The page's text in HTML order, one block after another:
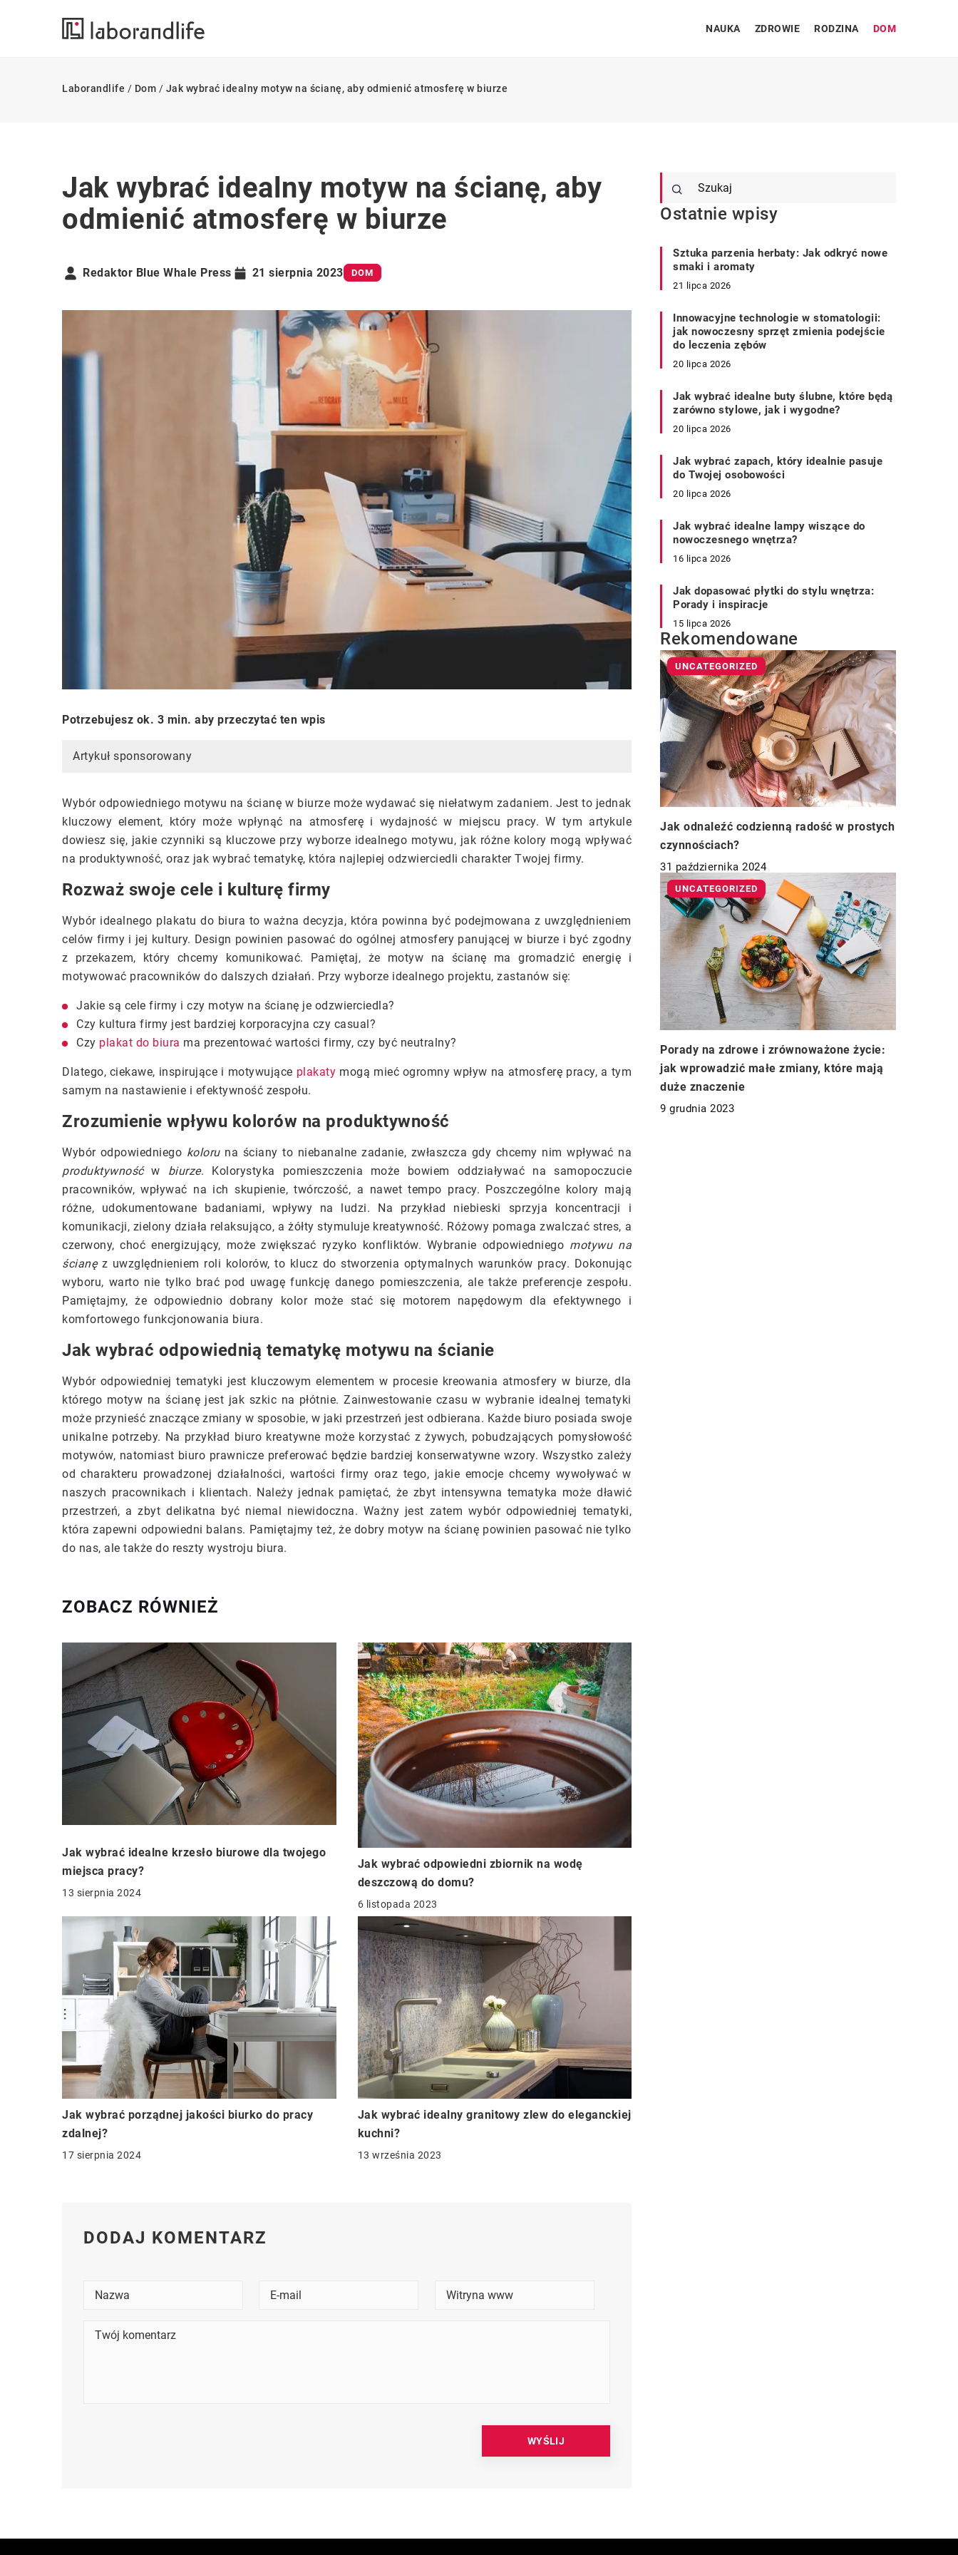
NAUKA ZDROWIE RODZINA DOM
Laborandlife / Dom / Jak wybrać idealny motyw na ścianę, aby odmienić atmosferę w biurze
Jak wybrać idealny motyw na ścianę, aby
odmienić atmosferę w biurze
Redaktor Blue Whale Press 21 sierpnia 2023 DOM
Potrzebujesz ok. 3 min. aby przeczytać ten wpis
Artykuł sponsorowany
Wybór odpowiedniego motywu na ścianę w biurze może wydawać się niełatwym zadaniem. Jest to jednak
kluczowy element, który może wpłynąć na atmosferę i wydajność w miejscu pracy. W tym artykule
dowiesz się, jakie czynniki są kluczowe przy wyborze idealnego motywu, jak różne kolory mogą wpływać
na produktywność, oraz jak wybrać tematykę, która najlepiej odzwierciedli charakter Twojej firmy.
Rozważ swoje cele i kulturę firmy
Wybór idealnego plakatu do biura to ważna decyzja, która powinna być podejmowana z uwzględnieniem
celów firmy i jej kultury. Design powinien pasować do ogólnej atmosfery panującej w biurze i być zgodny
z przekazem, który chcemy komunikować. Pamiętaj, że motyw na ścianę ma gromadzić energię i
motywować pracowników do dalszych działań. Przy wyborze idealnego projektu, zastanów się:
Jakie są cele firmy i czy motyw na ścianę je odzwierciedla?
Czy kultura firmy jest bardziej korporacyjna czy casual?
Czy plakat do biura ma prezentować wartości firmy, czy być neutralny?
Dlatego, ciekawe, inspirujące i motywujące plakaty mogą mieć ogromny wpływ na atmosferę pracy, a tym
samym na nastawienie i efektywność zespołu.
Zrozumienie wpływu kolorów na produktywność
Wybór odpowiedniego koloruna ściany to niebanalne zadanie, zwłaszcza gdy chcemy nim wpływać na
produktywnośćw biurze. Kolorystyka pomieszczenia może bowiem oddziaływać na samopoczucie
pracowników, wpływać na ich skupienie, twórczość, a nawet tempo pracy. Poszczególne kolory mają
różne, udokumentowane badaniami, wpływy na ludzi. Na przykład niebieski sprzyja koncentracji i
komunikacji, zielony działa relaksująco, a żółty stymuluje kreatywność. Różowy pomaga zwalczać stres, a
czerwony, choć energizujący, może zwiększać ryzyko konfliktów. Wybranie odpowiedniego motywu na
ścianęz uwzględnieniem roli kolorów, to klucz do stworzenia optymalnych warunków pracy. Dokonując
wyboru, warto nie tylko brać pod uwagę funkcję danego pomieszczenia, ale także preferencje zespołu.
Pamiętajmy, że odpowiednio dobrany kolor może stać się motorem napędowym dla efektywnego i
komfortowego funkcjonowania biura.
Jak wybrać odpowiednią tematykę motywu na ścianie
Wybór odpowiedniej tematyki jest kluczowym elementem w procesie kreowania atmosfery w biurze, dla
którego motyw na ścianę jest jak szkic na płótnie. Zainwestowanie czasu w wybranie idealnej tematyki
może przynieść znaczące zmiany w sposobie, w jaki przestrzeń jest odbierana. Każde biuro posiada swoje
unikalne potrzeby. Na przykład biuro kreatywne może korzystać z żywych, pobudzających pomysłowość
motywów, natomiast biuro prawnicze preferować będzie bardziej konserwatywne wzory. Wszystko zależy
od charakteru prowadzonej działalności, wartości firmy oraz tego, jakie emocje chcemy wywoływać w
naszych pracownikach i klientach. Należy jednak pamiętać, że zbyt intensywna tematyka może dławić
przestrzeń, a zbyt delikatna być niemal niewidoczna. Ważny jest zatem wybór odpowiedniej tematyki,
która zapewni odpowiedni balans. Pamiętajmy też, że dobry motyw na ścianę powinien pasować nie tylko
do nas, ale także do reszty wystroju biura.
ZOBACZ RÓWNIEŻ
Jak wybrać idealne krzesło biurowe dla twojego
miejsca pracy?
13 sierpnia 2024
Jak wybrać odpowiedni zbiornik na wodę
deszczową do domu?
6 listopada 2023
Jak wybrać porządnej jakości biurko do pracy
zdalnej?
17 sierpnia 2024
Jak wybrać idealny granitowy zlew do eleganckiej
kuchni?
13 września 2023
DODAJ KOMENTARZ
Ostatnie wpisy
Sztuka parzenia herbaty: Jak odkryć nowe
smaki i aromaty
21 lipca 2026
Innowacyjne technologie w stomatologii:
jak nowoczesny sprzęt zmienia podejście
do leczenia zębów
20 lipca 2026
Jak wybrać idealne buty ślubne, które będą
zarówno stylowe, jak i wygodne?
20 lipca 2026
Jak wybrać zapach, który idealnie pasuje
do Twojej osobowości
20 lipca 2026
Jak wybrać idealne lampy wiszące do
nowoczesnego wnętrza?
16 lipca 2026
Jak dopasować płytki do stylu wnętrza:
Porady i inspiracje
15 lipca 2026
Rekomendowane
UNCATEGORIZED
Jak odnaleźć codzienną radość w prostych
czynnościach?
31 października 2024
UNCATEGORIZED
Porady na zdrowe i zrównoważone życie:
jak wprowadzić małe zmiany, które mają
duże znaczenie
9 grudnia 2023